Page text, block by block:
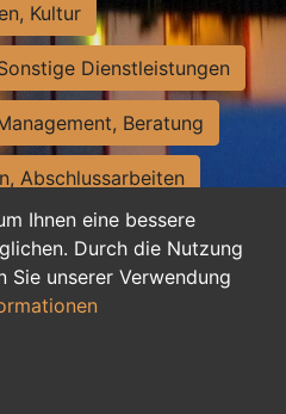
Ihnen eine bessere
Durch die Nutzung
Sie unserer Verwendung
Kultur
Dienstleistungen
Beratung
Abschlussarbeiten
Sekretariat
Nebenjobs
Ausbildung